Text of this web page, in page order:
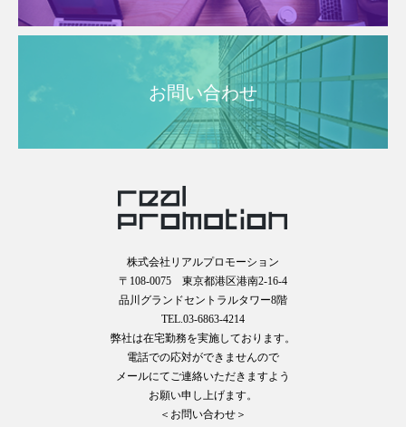
お問い合わせ
株式会社リアルプロモーション
〒108-0075 東京都港区港南2-16-4
品川グランドセントラルタワー8階
TEL.03-6863-4214
弊社は在宅勤務を実施しております。
電話での応対ができませんので
メールにてご連絡いただきますよう
お願い申し上げます。
＜お問い合わせ＞